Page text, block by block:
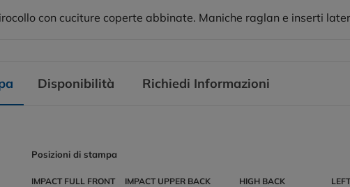
con cuciture coperte abbinate. Maniche raglan e inserti
Disponibilità Richiedi Informazioni
Posizioni di stampa
IMPACT FULL FRONT IMPACT UPPER BACK HIGH BACK